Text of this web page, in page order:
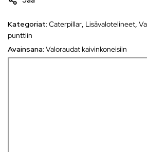
Kategoriat: Caterpillar, Lisävalotelineet,
punttiin
Avainsana: Valoraudat kaivinkoneisiin